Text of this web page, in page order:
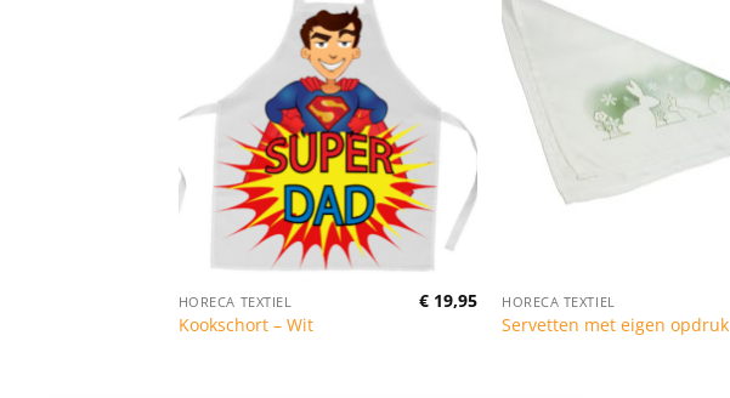
HORECA TEXTIEL
Kookschort – Wit
€ 19,95 HORECA TEXTIEL
Servetten met eigen opdruk